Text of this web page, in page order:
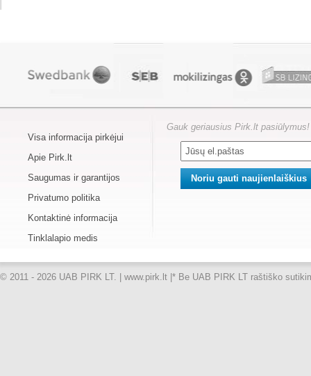
Visa informacija pirkėjui
Apie Pirk.lt
Saugumas ir garantijos
Privatumo politika
Kontaktinė informacija
Tinklalapio medis
Gauk geriausius Pirk.lt pasiūlymus!
© 2011 - 2026 UAB PIRK LT. | www.pirk.lt | * Be UAB PIRK LT raštiško